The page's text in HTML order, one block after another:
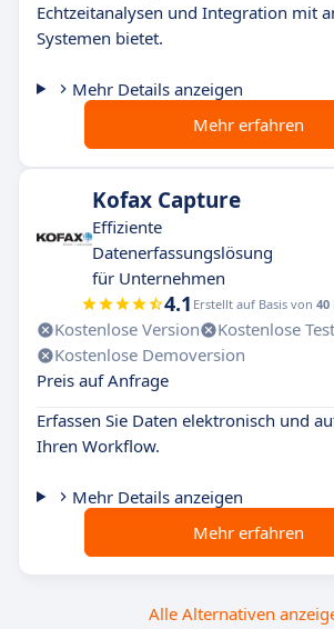
Echtzeitanalysen und Integration mit
Systemen bietet.
Mehr Details anzeigen
Mehr erfahren
Kofax Capture
Effiziente
Datenerfassungslösung
für Unternehmen
4.1 Erstellt auf Basis von
Kostenlose Version
Kostenlose
Kostenlose Demoversion
Preis auf Anfrage
Erfassen Sie Daten elektronisch und
Ihren Workflow.
Mehr Details anzeigen
Mehr erfahren
Alle Alternativen